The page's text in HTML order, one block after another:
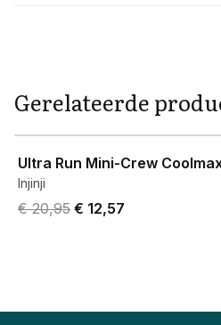
Gerelateerde
Ultra Run Mini-Crew
Injinji
Original price was € 20,95.
€ 20,95 Current price is €
€ 12,57